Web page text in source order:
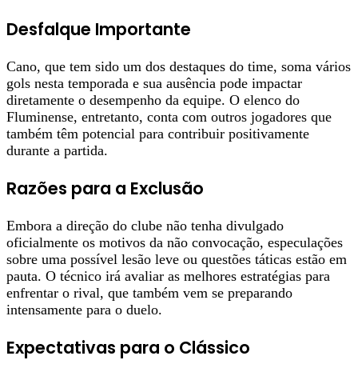
Desfalque Importante
Cano, que tem sido um dos destaques do time, soma vários
gols nesta temporada e sua ausência pode impactar
diretamente o desempenho da equipe. O elenco do
Fluminense, entretanto, conta com outros jogadores que
também têm potencial para contribuir positivamente
durante a partida.
Razões para a Exclusão
Embora a direção do clube não tenha divulgado
oficialmente os motivos da não convocação, especulações
sobre uma possível lesão leve ou questões táticas estão em
pauta. O técnico irá avaliar as melhores estratégias para
enfrentar o rival, que também vem se preparando
intensamente para o duelo.
Expectativas para o Clássico